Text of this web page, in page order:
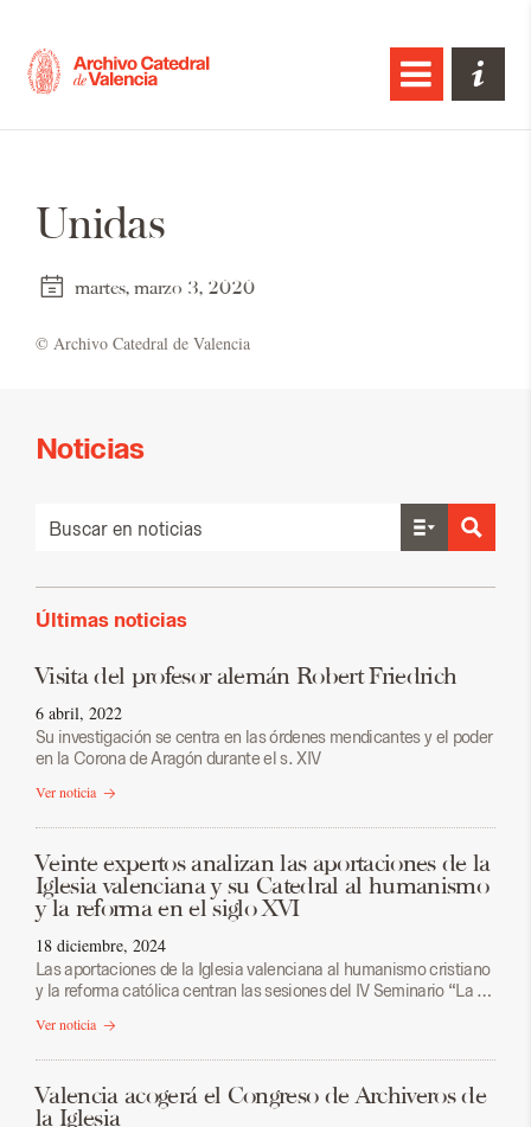
Unidas
martes, marzo 3, 2020
© Ar­chi­vo Ca­te­dral de Va­len­cia
Noticias
Últimas noticias
Visita del profesor alemán Robert Friedrich
6 abril, 2022
Su investigación se centra en las órdenes mendicantes y el poder
en la Corona de Aragón durante el s. XIV
Ver noticia
Veinte expertos analizan las aportaciones de la
Iglesia valenciana y su Catedral al humanismo
y la reforma en el siglo XVI
18 diciembre, 2024
Las aportaciones de la Iglesia valenciana al humanismo cristiano
y la reforma católica centran las sesiones del IV Seminario “La …
Ver noticia
Valencia acogerá el Congreso de Archiveros de
la Iglesia